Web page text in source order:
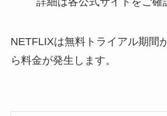
NETFLIXは無料トライアル期間
ら料金が発生します。